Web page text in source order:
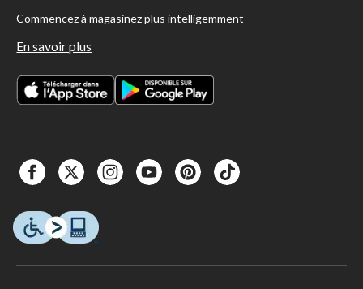
Commencez à magasinez plus intelligemment
En savoir plus